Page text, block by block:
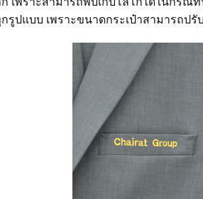
ปแบบ เพราะขนาดกระเป๋าสามารถป